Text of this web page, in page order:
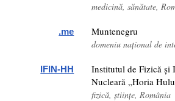
medicină, sănătate,
.me Muntenegru
domeniu național de
IFIN-HH
Institutul de Fizică și
Nucleară „Horia
fizică, științe, România